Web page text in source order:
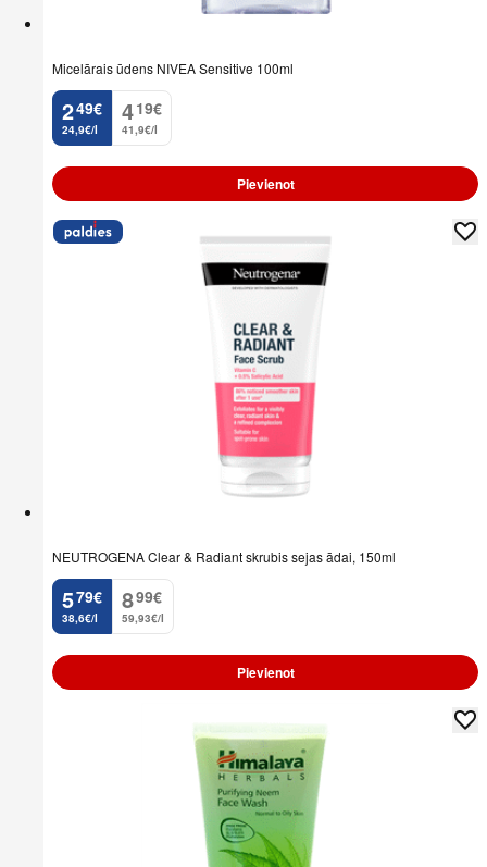
Micelārais ūdens NIVEA Sensitive 100ml
2
. 49€
24,9€/l
4
. 19€
41,9€/l
Pievienot
NEUTROGENA Clear & Radiant skrubis sejas ādai, 150ml
5
. 79€
38,6€/l
8
. 99€
59,93€/l
Pievienot